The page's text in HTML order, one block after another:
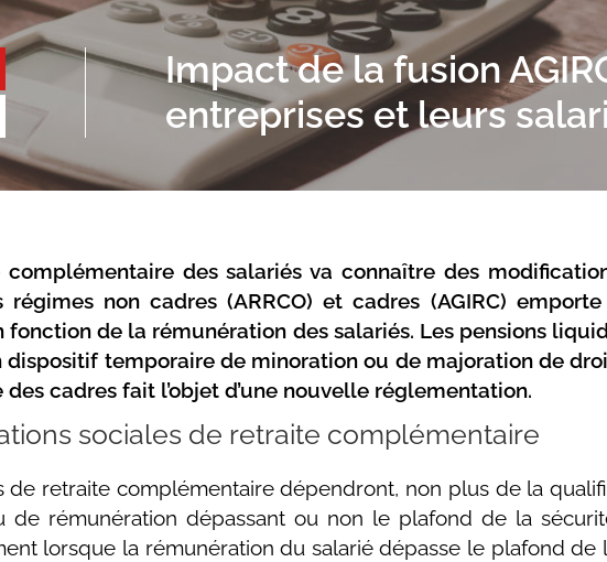
Impact de la fusion
entreprises et leurs
des salariés va connaître des
régimes non cadres (ARRCO) et cadres (AGIRC)
fonction de la rémunération des salariés. Les pensions
temporaire de minoration ou de majoration de
cadres fait l’objet d’une nouvelle réglementation.
sociales de retraite complémentaire
de retraite complémentaire dépendront, non plus de la
de rémunération dépassant ou non le plafond de la
lorsque la rémunération du salarié dépasse le plafond de